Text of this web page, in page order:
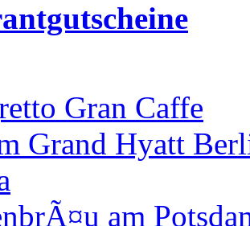
Gran Caffe
Grand Hyatt
am